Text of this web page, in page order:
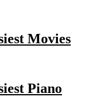
Movies
Piano